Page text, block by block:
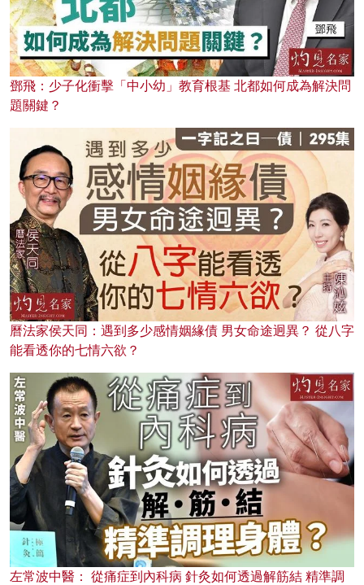
鄧飛：少子化衝擊「中小幼」教育根基 北都如何成為解決問
題關鍵？
曆法家侯天同：遇到多少感情姻緣債 男女命途迥異？ 從八字
能看透你的七情六欲？
左常波中醫： 從痛症到內科病 針灸如何透過解筋結 精準調